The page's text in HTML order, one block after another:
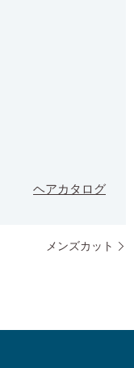
ヘアカタログ
メンズカット